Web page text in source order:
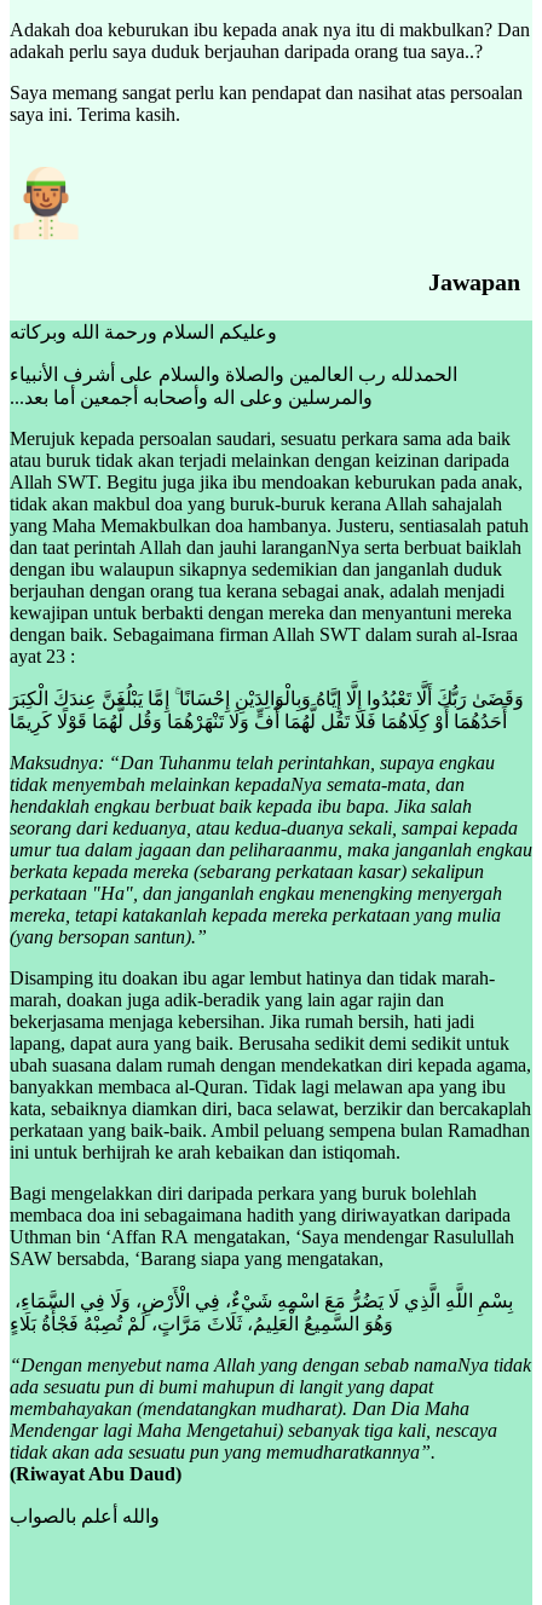
Adakah doa keburukan ibu kepada anak nya itu di makbulkan? Dan
adakah perlu saya duduk berjauhan daripada orang tua saya..?
Saya memang sangat perlu kan pendapat dan nasihat atas persoalan
saya ini. Terima kasih.
Jawapan
وعليكم السلام ورحمة الله وبركاته
الحمدلله رب العالمين والصلاة والسلام على أشرف الأنبياء
والمرسلين وعلى اله وأصحابه أجمعين أما بعد...
Merujuk kepada persoalan saudari, sesuatu perkara sama ada baik
atau buruk tidak akan terjadi melainkan dengan keizinan daripada
Allah SWT. Begitu juga jika ibu mendoakan keburukan pada anak,
tidak akan makbul doa yang buruk-buruk kerana Allah sahajalah
yang Maha Memakbulkan doa hambanya. Justeru, sentiasalah patuh
dan taat perintah Allah dan jauhi laranganNya serta berbuat baiklah
dengan ibu walaupun sikapnya sedemikian dan janganlah duduk
berjauhan dengan orang tua kerana sebagai anak, adalah menjadi
kewajipan untuk berbakti dengan mereka dan menyantuni mereka
dengan baik. Sebagaimana firman Allah SWT dalam surah al-Israa
ayat 23 :
وَقَضَىٰ رَبُّكَ أَلَّا تَعْبُدُوا إِلَّا إِيَّاهُ وَبِالْوَالِدَيْنِ إِحْسَانًا ۚ إِمَّا يَبْلُغَنَّ عِندَكَ الْكِبَرَ
أَحَدُهُمَا أَوْ كِلَاهُمَا فَلَا تَقُل لَّهُمَا أُفٍّ وَلَا تَنْهَرْهُمَا وَقُل لَّهُمَا قَوْلًا كَرِيمًا
Maksudnya: “Dan Tuhanmu telah perintahkan, supaya engkau
tidak menyembah melainkan kepadaNya semata-mata, dan
hendaklah engkau berbuat baik kepada ibu bapa. Jika salah
seorang dari keduanya, atau kedua-duanya sekali, sampai kepada
umur tua dalam jagaan dan peliharaanmu, maka janganlah engkau
berkata kepada mereka (sebarang perkataan kasar) sekalipun
perkataan "Ha", dan janganlah engkau menengking menyergah
mereka, tetapi katakanlah kepada mereka perkataan yang mulia
(yang bersopan santun).”
Disamping itu doakan ibu agar lembut hatinya dan tidak marah-
marah, doakan juga adik-beradik yang lain agar rajin dan
bekerjasama menjaga kebersihan. Jika rumah bersih, hati jadi
lapang, dapat aura yang baik. Berusaha sedikit demi sedikit untuk
ubah suasana dalam rumah dengan mendekatkan diri kepada agama,
banyakkan membaca al-Quran. Tidak lagi melawan apa yang ibu
kata, sebaiknya diamkan diri, baca selawat, berzikir dan bercakaplah
perkataan yang baik-baik. Ambil peluang sempena bulan Ramadhan
ini untuk berhijrah ke arah kebaikan dan istiqomah.
Bagi mengelakkan diri daripada perkara yang buruk bolehlah
membaca doa ini sebagaimana hadith yang diriwayatkan daripada
Uthman bin ‘Affan RA mengatakan, ‘Saya mendengar Rasulullah
SAW bersabda, ‘Barang siapa yang mengatakan,
“Dengan menyebut nama Allah yang dengan sebab namaNya tidak
ada sesuatu pun di bumi mahupun di langit yang dapat
membahayakan (mendatangkan mudharat). Dan Dia Maha
Mendengar lagi Maha Mengetahui) sebanyak tiga kali, nescaya
tidak akan ada sesuatu pun yang memudharatkannya”.
(Riwayat Abu Daud)
والله أعلم بالصواب